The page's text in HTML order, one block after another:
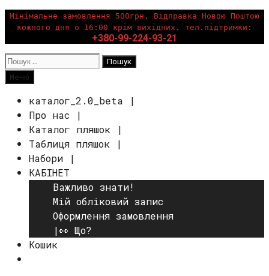
Перейти
вмісту
Мінімальне замовлення 500грн. Відправка Новою Поштою
кожного дня о 16:00 крім вихідних. тел.підтримки:
+380-99-224-93-21
Пошук:
Пошук
Меню
каталог_2.0_beta |
Про нас |
Каталог пляшок |
Таблиця пляшок |
Набори |
КАБІНЕТ
Важливо знати!
Мій обліковий запис
Оформлення замовлення
|👀 Що?
Кошик